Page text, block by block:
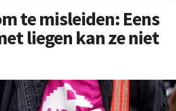
te misleiden: Eens
liegen kan ze niet